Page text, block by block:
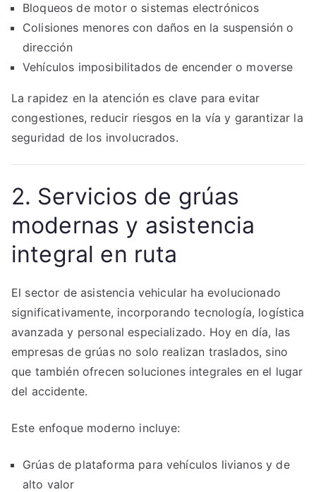
Bloqueos de motor o sistemas electrónicos
Colisiones menores con daños en la suspensión o
dirección
Vehículos imposibilitados de encender o moverse
La rapidez en la atención es clave para evitar
congestiones, reducir riesgos en la vía y garantizar la
seguridad de los involucrados.
2. Servicios de grúas
modernas y asistencia
integral en ruta
El sector de asistencia vehicular ha evolucionado
significativamente, incorporando tecnología, logística
avanzada y personal especializado. Hoy en día, las
empresas de grúas no solo realizan traslados, sino
que también ofrecen soluciones integrales en el lugar
del accidente.
Este enfoque moderno incluye:
Grúas de plataforma para vehículos livianos y de
alto valor